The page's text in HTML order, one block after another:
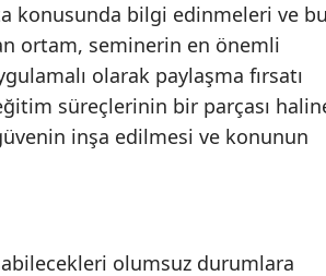
Kastamonu
Kayseri
Kırklareli
konusunda bilgi edinmeleri ve
ortam, seminerin en önemli
olarak paylaşma fırsatı
süreçlerinin bir parçası
inşa edilmesi ve konunun
olumsuz durumlara